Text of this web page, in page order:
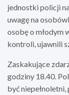
jednostki policji
uwagę na
osobę o młodym
kontroli, ujawnili
Zaskakujące
godziny 18.40.
być